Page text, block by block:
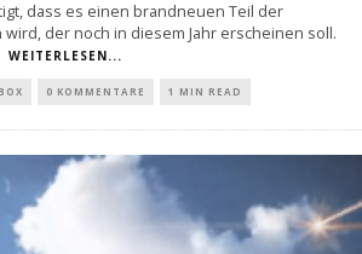
dass es einen brandneuen Teil der
der noch in diesem Jahr erscheinen soll.
WEITERLESEN...
0 KOMMENTARE 1 MIN READ